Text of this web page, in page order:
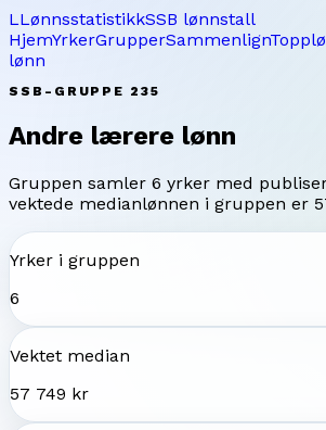
LLønnsstatistikkSSB lønnstall
HjemYrkerGrupperSammenlign
lønn
SSB-GRUPPE 235
Andre lærere lønn
Gruppen samler 6 yrker med
vektede medianlønnen i gruppen er
Yrker i gruppen
6
Vektet median
57 749 kr